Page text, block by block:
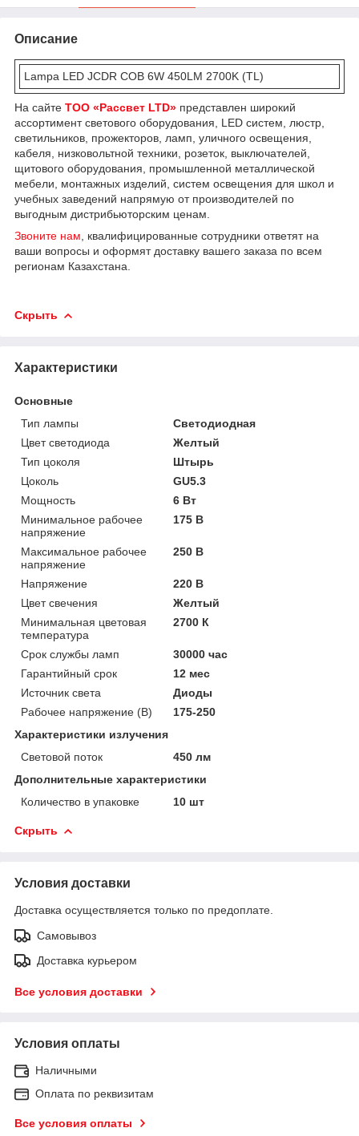
Описание
Lampa LED JCDR COB 6W 450LM 2700K (TL)
На сайте ТОО «Рассвет LTD» представлен широкий
ассортимент светового оборудования, LED систем, люстр,
светильников, прожекторов, ламп, уличного освещения,
кабеля, низковольтной техники, розеток, выключателей,
щитового оборудования, промышленной металлической
мебели, монтажных изделий, систем освещения для школ и
учебных заведений напрямую от производителей по
выгодным дистрибьюторским ценам.
Звоните нам , квалифицированные сотрудники ответят на
ваши вопросы и оформят доставку вашего заказа по всем
регионам Казахстана.
Скрыть
Характеристики
Основные
Тип лампы
Светодиодная
Цвет светодиода
Желтый
Тип цоколя
Штырь
Цоколь
GU5.3
Мощность
6 Вт
Минимальное рабочее
напряжение
175 В
Максимальное рабочее
напряжение
250 В
Напряжение
220 В
Цвет свечения
Желтый
Минимальная цветовая
температура
2700 К
Срок службы ламп
30000 час
Гарантийный срок
12 мес
Источник света
Диоды
Рабочее напряжение (В)
175-250
Характеристики излучения
Световой поток
450 лм
Дополнительные характеристики
Количество в упаковке
10 шт
Скрыть
Условия доставки
Доставка осуществляется только по предоплате.
Самовывоз
Доставка курьером
Все условия доставки
Условия оплаты
Наличными
Оплата по реквизитам
Все условия оплаты